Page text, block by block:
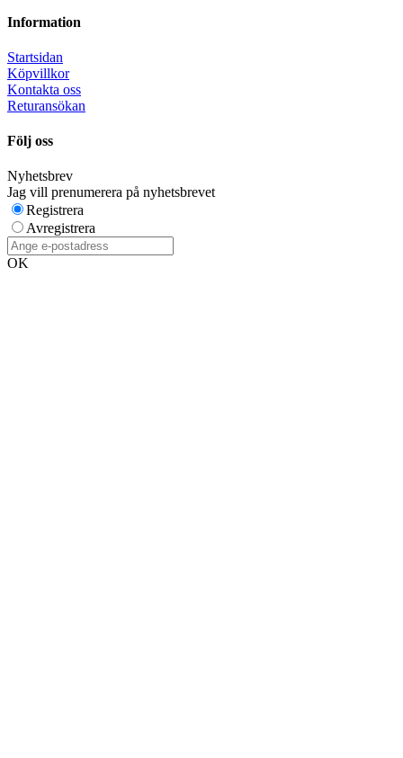
Information
Startsidan
Köpvillkor
Kontakta oss
Returansökan
Följ oss
Nyhetsbrev
Jag vill prenumerera på nyhetsbrevet
Registrera
Avregistrera
OK